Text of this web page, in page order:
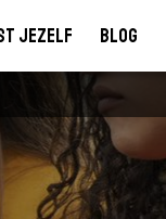
jezelf Blog